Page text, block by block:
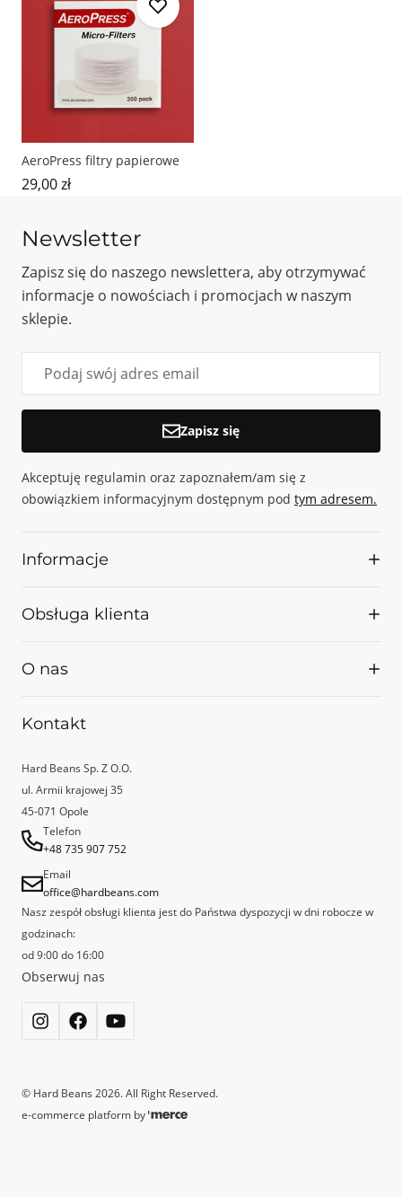
AeroPress filtry papierowe
29,00 zł
Newsletter
Zapisz się do naszego newslettera, aby otrzymywać
informacje o nowościach i promocjach w naszym
sklepie.
Zapisz się
Akceptuję regulamin oraz zapoznałem/am się z
obowiązkiem informacyjnym dostępnym pod tym adresem.
Informacje
Palarnia
Z kim współpracujemy
Obsługa klienta
Kontakt
Regulamin
Polityka prywatności
O nas
Nasze korzenie sięgają 2009 roku, wtedy bowiem rozpoczęła w Opolu
miejsca, które uznane zostało przez Specialty Coffee Association Poland
za najlepszą kawiarnię Speciality w Polsce.
Kontakt
Hard Beans Sp. Z O.O.
ul. Armii krajowej 35
45-071 Opole
Telefon
+48 735 907 752
Email
office@hardbeans.com
Nasz zespół obsługi klienta jest do Państwa dyspozycji w dni robocze w
godzinach:
od 9:00 do 16:00
Obserwuj nas
© Hard Beans 2026. All Right Reserved.
e-commerce platform by